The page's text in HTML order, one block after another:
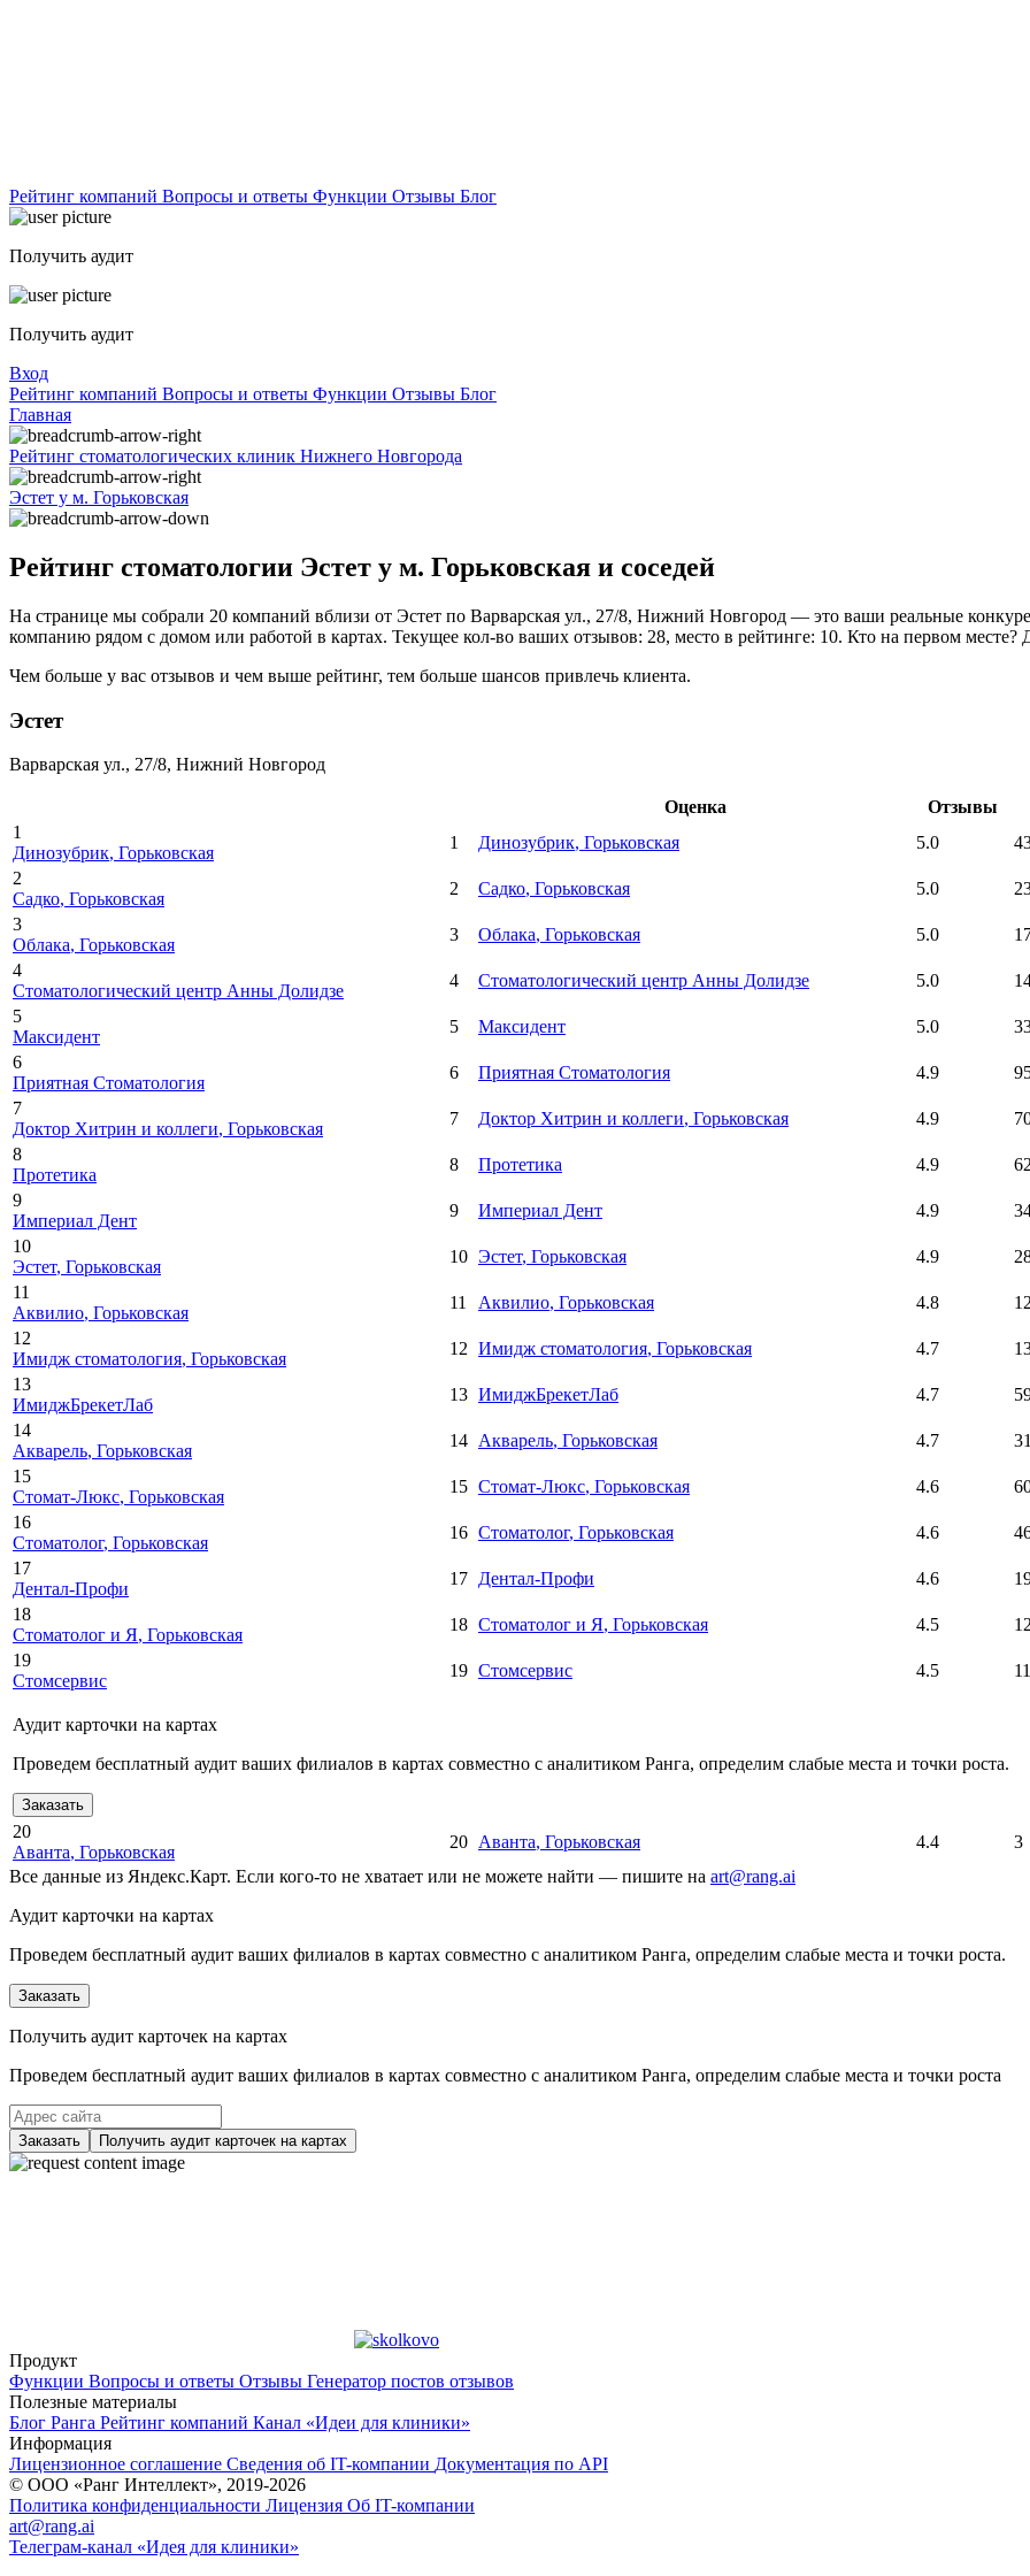
Рейтинг компаний Вопросы и ответы Функции Отзывы Блог
Получить аудит
Получить аудит
Вход
Рейтинг компаний Вопросы и ответы Функции Отзывы Блог
Главная
Рейтинг стоматологических клиник Нижнего Новгорода
Эстет у м. Горьковская
Рейтинг стоматологии Эстет у м. Горьковская и соседей
На странице мы собрали 20 компаний вблизи от Эстет по Варварская ул., 27/8, Нижний Новгород — это ваши реальные
компанию рядом с домом или работой в картах. Текущее кол-во ваших отзывов: 28, место в рейтинге: 10. Кто на первом месте?
Чем больше у вас отзывов и чем выше рейтинг, тем больше шансов привлечь клиента.
Эстет
Варварская ул., 27/8, Нижний Новгород
Оценка
Отзывы
1
Динозубрик, Горьковская
1 Динозубрик, Горьковская 5.0
2
Садко, Горьковская
2 Садко, Горьковская 5.0
3
Облака, Горьковская
3 Облака, Горьковская 5.0
4
Стоматологический центр Анны Долидзе
4 Стоматологический центр Анны Долидзе 5.0
5
Максидент
5 Максидент 5.0
6
Приятная Стоматология
6 Приятная Стоматология 4.9
7
Доктор Хитрин и коллеги, Горьковская
7 Доктор Хитрин и коллеги, Горьковская 4.9
8
Протетика
8 Протетика 4.9
62
9
Империал Дент
9 Империал Дент 4.9
10
Эстет, Горьковская
10 Эстет, Горьковская 4.9
11
Аквилио, Горьковская
11 Аквилио, Горьковская 4.8
12
Имидж стоматология, Горьковская
12 Имидж стоматология, Горьковская 4.7
13
ИмиджБрекетЛаб
13 ИмиджБрекетЛаб 4.7
14
Акварель, Горьковская
14 Акварель, Горьковская 4.7
31
15
Стомат-Люкс, Горьковская
15 Стомат-Люкс, Горьковская 4.6
16
Стоматолог, Горьковская
16 Стоматолог, Горьковская 4.6
17
Дентал-Профи
17 Дентал-Профи 4.6
18
Стоматолог и Я, Горьковская
18 Стоматолог и Я, Горьковская 4.5
12
19
Стомсервис
19 Стомсервис 4.5 11
Аудит карточки на картах
Проведем бесплатный аудит ваших филиалов в картах совместно с аналитиком Ранга, определим слабые места и точки роста.
Заказать
20
Аванта, Горьковская
20 Аванта, Горьковская 4.4
3
Все данные из Яндекс.Карт. Если кого-то не хватает или не можете найти — пишите на art@rang.ai
Аудит карточки на картах
Проведем бесплатный аудит ваших филиалов в картах совместно с аналитиком Ранга, определим слабые места и точки роста.
Заказать
Получить аудит карточек на картах
Проведем бесплатный аудит ваших филиалов в картах совместно с аналитиком Ранга, определим слабые места и точки роста
Заказать Получить аудит карточек на картах
Продукт
Функции Вопросы и ответы Отзывы Генератор постов отзывов
Полезные материалы
Блог Ранга Рейтинг компаний Канал «Идеи для клиники»
Информация
Лицензионное соглашение Сведения об IT-компании Документация по API
© ООО «Ранг Интеллект», 2019-2026
Политика конфиденциальности Лицензия Об IT-компании
art@rang.ai
Телеграм-канал «Идея для клиники»